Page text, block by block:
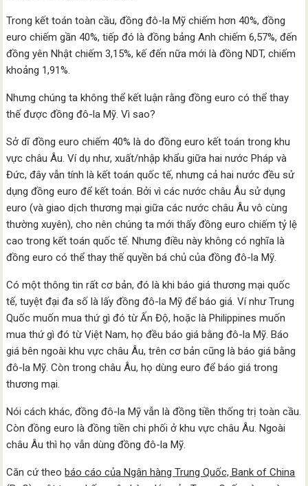
Trong kết toán toàn cầu, đồng đô-la Mỹ chiếm hơn 40%, đồng
euro chiếm gần 40%, tiếp đó là đồng bảng Anh chiếm 6,57%, đến
đồng yên Nhật chiếm 3,15%, kế đến nữa mới là đồng NDT, chiếm
khoảng 1,91%.
Nhưng chúng ta không thể kết luận rằng đồng euro có thể thay
thế được đồng đô-la Mỹ. Vì sao?
Sở dĩ đồng euro chiếm 40% là do đồng euro kết toán trong khu
vực châu Âu. Ví dụ như, xuất/nhập khẩu giữa hai nước Pháp và
Đức, đây vẫn tính là kết toán quốc tế, nhưng cả hai nước đều sử
dụng đồng euro để kết toán. Bởi vì các nước châu Âu sử dụng
euro (và giao dịch thương mại giữa các nước châu Âu vô cùng
thường xuyên), cho nên chúng ta mới thấy đồng euro chiếm tỷ lệ
cao trong kết toán quốc tế. Nhưng điều này không có nghĩa là
đồng euro có thể thay thế quyền bá chủ của đồng đô-la Mỹ.
Có một thông tin rất cơ bản, đó là khi báo giá thương mại quốc
tế, tuyệt đại đa số là lấy đồng đô-la Mỹ để báo giá. Ví như Trung
Quốc muốn mua thứ gì đó từ Ấn Độ, hoặc là Philippines muốn
mua thứ gì đó từ Việt Nam, họ đều báo giá bằng đô-la Mỹ. Báo
giá bên ngoài khu vực châu Âu, trên cơ bản cũng là báo giá bằng
đô-la Mỹ. Còn trong châu Âu, họ dùng euro để báo giá trong
thương mại.
Nói cách khác, đồng đô-la Mỹ vẫn là đồng tiền thống trị toàn cầu.
Còn đồng euro là đồng tiền chi phối ở khu vực châu Âu. Ngoài
châu Âu thì họ vẫn dùng đồng đô-la Mỹ.
Căn cứ theobáo cáo của Ngân hàng Trung Quốc, Bank of China